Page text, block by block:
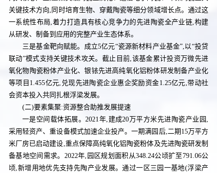
关键技术方向,同时培育生物、穿戴陶瓷等细分领域增长点。通过这
一系统性布局,着力打造具有核心竞争力的先进陶瓷全产业链,构建
从研发、制备到应用的完整产业生态体系。
三是基金靶向赋能。成立5亿元“瓷源新材料产业基金”,以“投贷
联动”模式支持关键技术攻关。截止目前,该基金累计投资万微先进
氧化物陶瓷粉体产业化、银铱先进高纯氧化铝粉体研发制备产业化
等项目1.455亿元,兑现先进陶瓷企业惠企奖励资金1.25亿元,带动社
会资本投入共同扎根浮梁发展。
(二)要素集聚:资源整合助推发展提速
一是空间载体拓展。2021年,建成20万平方米先进陶瓷产业园,
采用轻资产、重设备模式加速企业投产。一期满园后,二期15万平方
米厂房已启动建设,重点保障高纯氧化铝陶瓷粉体及先进陶瓷研发制
备基地空间需求。2022年,园区规划面积从348.24公顷扩至791.06公
顷,新增用地优先支持先陶产业发展。通过一区三园一基地(浮梁产